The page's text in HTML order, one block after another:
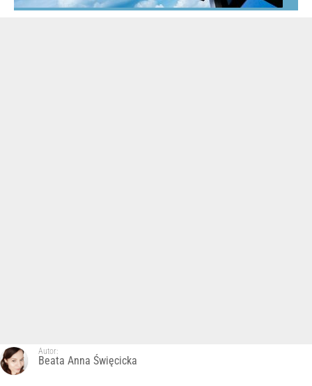
Autor:
Beata Anna Święcicka